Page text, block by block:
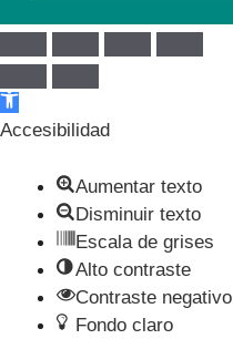
Abrir barra de herramientas
Accesibilidad
Aumentar texto
Disminuir texto
Escala de grises
Alto contraste
Contraste negativo
Fondo claro